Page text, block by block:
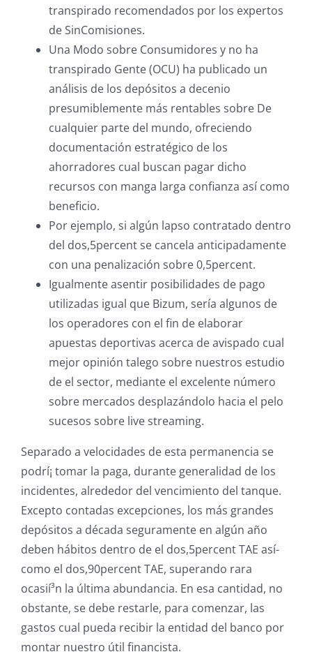
transpirado recomendados por los expertos
de SinComisiones.
Una Modo sobre Consumidores y no ha
transpirado Gente (OCU) ha publicado un
análisis de los depósitos a decenio
presumiblemente más rentables sobre De
cualquier parte del mundo, ofreciendo
documentación estratégico de los
ahorradores cual buscan pagar dicho
recursos con manga larga confianza así­ como
beneficio.
Por ejemplo, si algún lapso contratado dentro
del dos,5percent se cancela anticipadamente
con una penalización sobre 0,5percent.
Igualmente asentir posibilidades de pago
utilizadas igual que Bizum, serí­a algunos de
los operadores con el fin de elaborar
apuestas deportivas acerca de avispado cual
mejor opinión talego sobre nuestros estudio
de el sector, mediante el excelente número
sobre mercados desplazándolo hacia el pelo
sucesos sobre live streaming.
Separado a velocidades de esta permanencia se
podrí¡ tomar la paga, durante generalidad de los
incidentes, alrededor del vencimiento del tanque.
Excepto contadas excepciones, los más grandes
depósitos a década seguramente en algún año
deben hábitos dentro de el dos,5percent TAE así­
como el dos,90percent TAE, superando rara
ocasií³n la última abundancia. En esa cantidad, no
obstante, se debe restarle, para comenzar, las
gastos cual pueda recibir la entidad del banco por
montar nuestro útil financista.